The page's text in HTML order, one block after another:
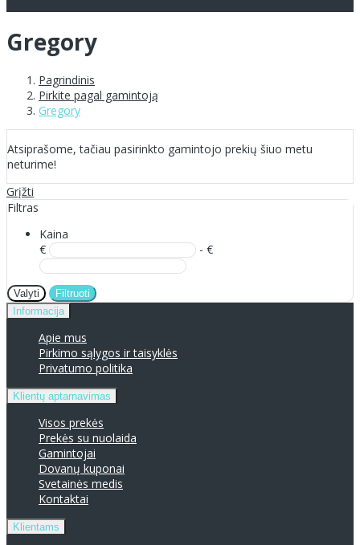
Gregory
Pagrindinis
Pirkite pagal gamintoją
Gregory
Atsiprašome, tačiau pasirinkto gamintojo prekių šiuo metu
neturime!
Grįžti
Filtras
Kaina
€
- €
Valyti
Filtruoti
Informacija
Apie mus
Pirkimo sąlygos ir taisyklės
Privatumo politika
Klientų aptarnavimas
Visos prekės
Prekės su nuolaida
Gamintojai
Dovanų kuponai
Svetainės medis
Kontaktai
Klientams